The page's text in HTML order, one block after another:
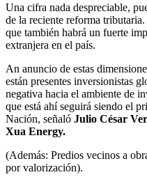
Una cifra nada despreciable,
de la reciente reforma
que también habrá un fuerte
extranjera en el país.
An anuncio de estas
están presentes inversionistas
negativa hacia el ambiente de
que está ahí seguirá siendo el
Nación, señaló Julio César
Xua Energy.
(Además: Predios vecinos a
por valorización).